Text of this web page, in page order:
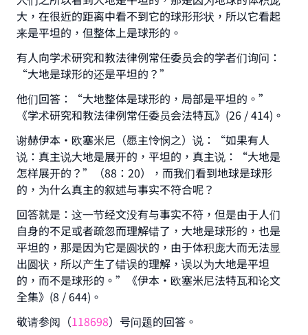
大，在很近的距离中看不到它的球形形状，所以它看起
来是平坦的，但整体上是球形的。
有人向学术研究和教法律例常任委员会的学者们询问：
“大地是球形的还是平坦的？”
他们回答：“大地整体是球形的，局部是平坦的。”
《学术研究和教法律例常任委员会法特瓦》(26 / 414)。
谢赫伊本•欧塞米尼（愿主怜悯之）说：“如果有人
说：真主说大地是展开的，平坦的，真主说：“大地是
怎样展开的？”（88：20），而我们看到地球是球形
的，为什么真主的叙述与事实不符合呢？
回答就是：这一节经文没有与事实不符，但是由于人们
自身的不足或者疏忽而理解错了，大地是球形的，也是
平坦的，那是因为它是圆状的，由于体积庞大而无法显
出圆状，所以产生了错误的理解，误以为大地是平坦
的，而不是球形的。”《伊本·欧塞米尼法特瓦和论文
全集》(8 / 644)。
敬请参阅（118698）号问题的回答。
Make an impact on millions of lives
with your contribution today
Your support is crucial for our mission.
The Prophet (ﷺ) said:
"A person who leads others to doing what is
good will earn the same reward as those who
do it."
(MUSLIM, 1893)